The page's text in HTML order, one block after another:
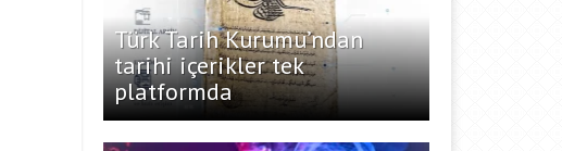
Türk Tarih Kurumu’ndan
tarihi içerikler tek
platformda